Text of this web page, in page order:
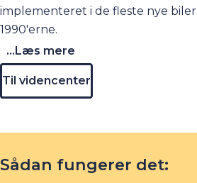
implementeret i de fleste nye biler
1990'erne.
...Læs mere
Til videncenter
Sådan fungerer det: